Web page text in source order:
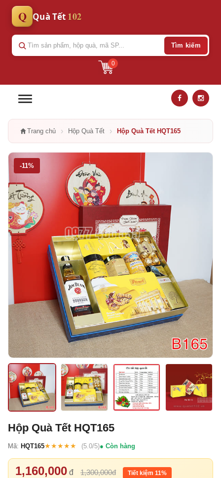
Q Quà Tết 102
0
Tìm kiếm
Trang chủ › Hộp Quà Tết › Hộp Quà Tết HQT165
-11%
Hộp Quà Tết HQT165
Mã: HQT165★★★★★ (5.0/5) Còn hàng
1,160,000 đ 1,300,000đ
Tiết kiệm 11%